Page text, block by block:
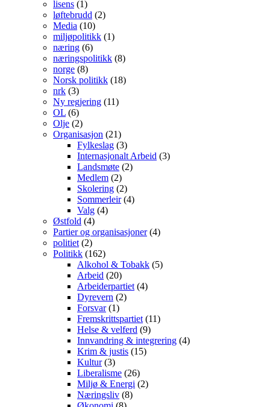
lisens (1)
løftebrudd (2)
Media (10)
miljøpolitikk (1)
næring (6)
næringspolitikk (8)
norge (8)
Norsk politikk (18)
nrk (3)
Ny regjering (11)
OL (6)
Olje (2)
Organisasjon (21)
Fylkeslag (3)
Internasjonalt Arbeid (3)
Landsmøte (2)
Medlem (2)
Skolering (2)
Sommerleir(4)
Valg (4)
Østfold (4)
Partier og organisasjoner(4)
politiet(2)
Politikk (162)
Alkohol & Tobakk (5)
Arbeid (20)
Arbeiderpartiet(4)
Dyrevern (2)
Forsvar(1)
Fremskrittspartiet(11)
Helse & velferd (9)
Innvandring & integrering (4)
Krim & justis (15)
Kultur(3)
Liberalisme (26)
Miljø & Energi (2)
Næringsliv (8)